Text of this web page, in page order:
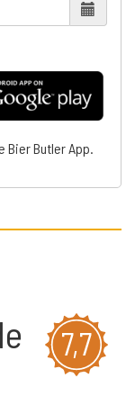
Bier Butler App.
7,7